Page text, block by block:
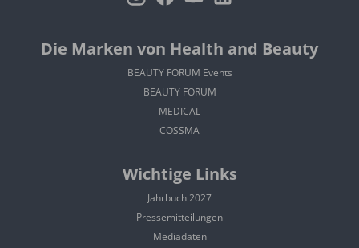
Die Marken von Health and Beauty
BEAUTY FORUM Events
BEAUTY FORUM
MEDICAL
COSSMA
Wichtige Links
Jahrbuch 2027
Pressemitteilungen
Mediadaten